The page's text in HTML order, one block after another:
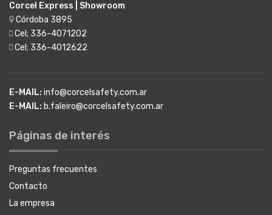
Corcel Express | Showroom
Córdoba 3895
Cel; 336-4071202
Cel; 336-4012622
E-MAIL: info@corcelsafety.com.ar
E-MAIL: b.faleiro@corcelsafety.com.ar
Páginas de interés
Preguntas frecuentes
Contacto
La empresa